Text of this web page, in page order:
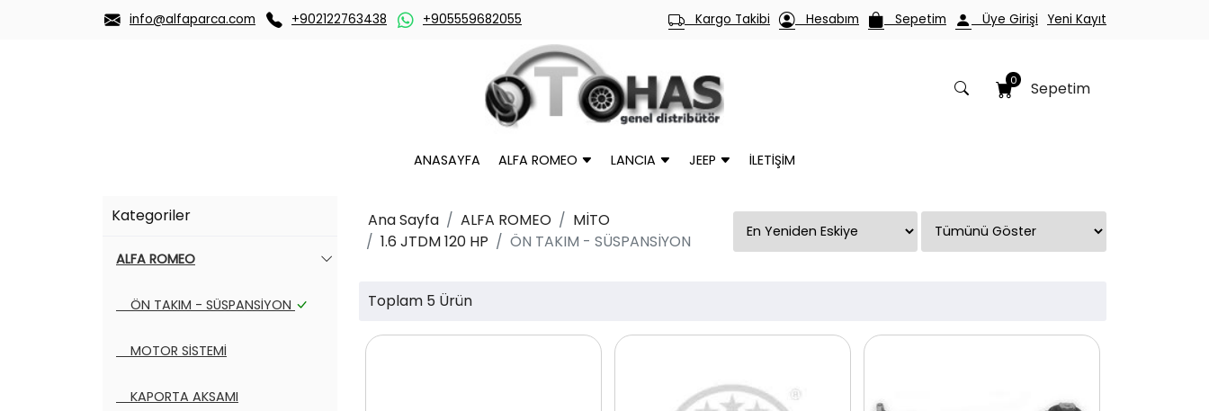
info@alfaparca.com +902122763438 +905559682055 Kargo Takibi Hesabım Sepetim Üye Girişi Yeni Kayıt
Sepetim
0
ANASAYFA ALFA ROMEO LANCIA JEEP İLETİŞİM
Kategoriler
ALFA ROMEO
ÖN TAKIM - SÜSPANSİYON
MOTOR SİSTEMİ
KAPORTA AKSAMI
Ana Sayfa ALFA ROMEO
MİTO
1.6 JTDM 120 HP
ÖN TAKIM - SÜSPANSİYON
Toplam 5 Ürün